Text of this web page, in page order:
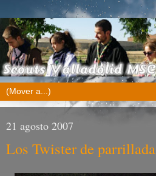
21 agosto 2007
Los Twister de parrillada